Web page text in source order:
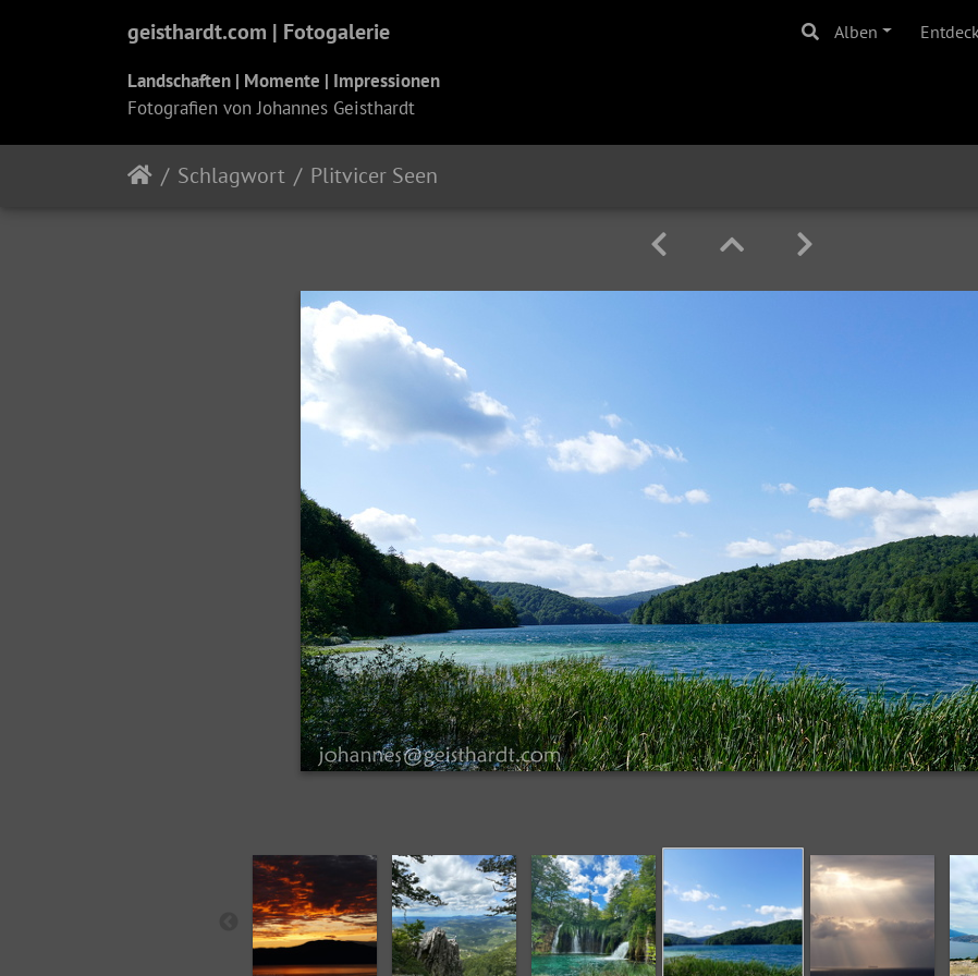
geisthardt.com | Fotogalerie Alben
Landschaften | Momente | Impressionen
Fotografien von Johannes Geisthardt
Schlagwort Plitvicer Seen